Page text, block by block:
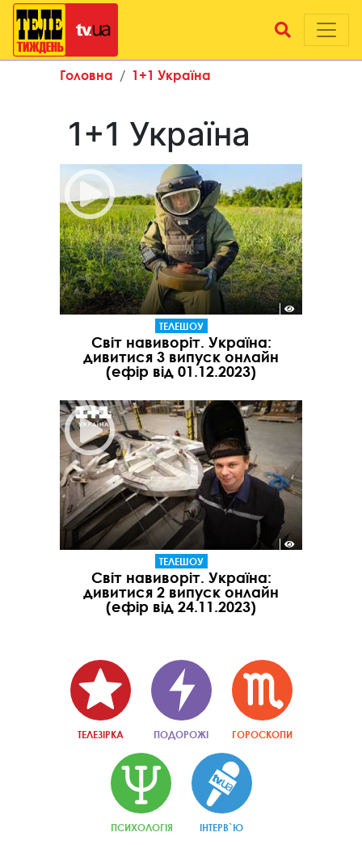
Головна 1+1 Україна
1+1 Україна
ТЕЛЕШОУ
Світ навиворіт. Україна:
дивитися 3 випуск онлайн
(ефір від 01.12.2023)
ТЕЛЕШОУ
Світ навиворіт. Україна:
дивитися 2 випуск онлайн
(ефір від 24.11.2023)
ТЕЛЕЗІРКА ПОДОРОЖІ ГОРОСКОПИ
ПСИХОЛОГІЯ ІНТЕРВ`Ю